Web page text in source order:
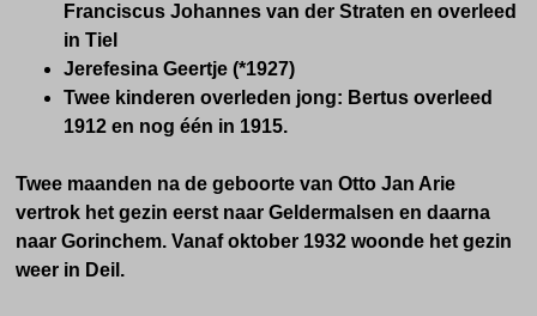
Franciscus Johannes van der Straten en overleed
in Tiel
Jerefesina Geertje (*1927)
Twee kinderen overleden jong: Bertus overleed
1912 en nog één in 1915.
Twee maanden na de geboorte van Otto Jan Arie
vertrok het gezin eerst naar Geldermalsen en daarna
naar Gorinchem. Vanaf oktober 1932 woonde het gezin
weer in Deil.